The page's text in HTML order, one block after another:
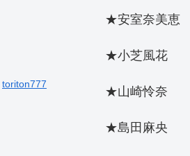
toriton777
★安室奈美恵
★小芝風花
★山崎怜奈
★島田麻央